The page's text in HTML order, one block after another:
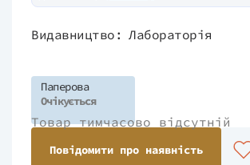
Видавництво: Лабораторія
Паперова
Очікується
Товар тимчасово відсутній
Повідомити про наявність